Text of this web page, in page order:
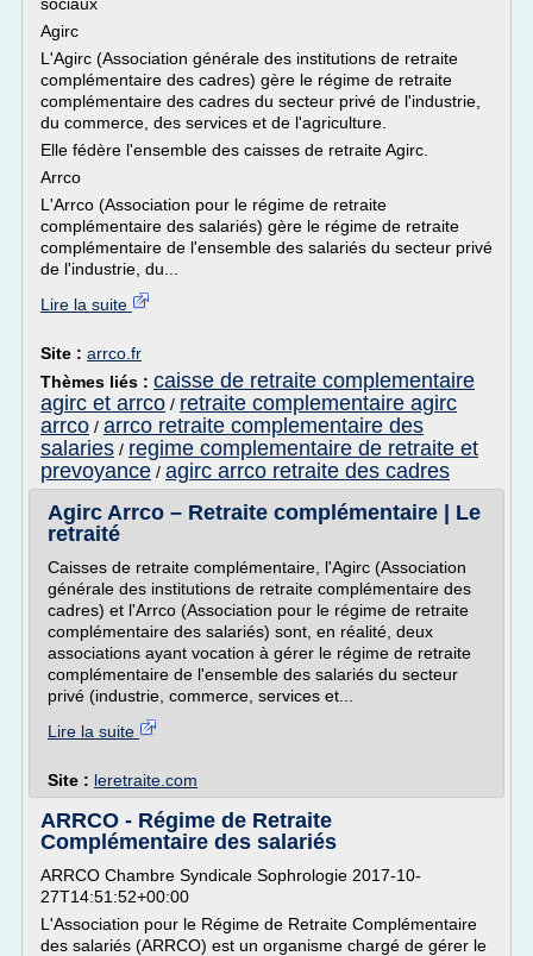
Agirc
L'Agirc (Association générale des institutions de retraite
complémentaire des cadres) gère le régime de retraite
complémentaire des cadres du secteur privé de l'industrie,
du commerce, des services et de l'agriculture.
Elle fédère l'ensemble des caisses de retraite Agirc.
Arrco
L'Arrco (Association pour le régime de retraite
complémentaire des salariés) gère le régime de retraite
complémentaire de l'ensemble des salariés du secteur privé
de l'industrie, du...
Lire la suite
Site : arrco.fr
Thèmes liés : caisse de retraite complementaire
agirc et arrco / retraite complementaire agirc
arrco / arrco retraite complementaire des
salaries / regime complementaire de retraite et
prevoyance / agirc arrco retraite des cadres
Agirc Arrco – Retraite complémentaire | Le
retraité
Caisses de retraite complémentaire, l'Agirc (Association
générale des institutions de retraite complémentaire des
cadres) et l'Arrco (Association pour le régime de retraite
complémentaire des salariés) sont, en réalité, deux
associations ayant vocation à gérer le régime de retraite
complémentaire de l'ensemble des salariés du secteur
privé (industrie, commerce, services et...
Lire la suite
Site : leretraite.com
ARRCO - Régime de Retraite
Complémentaire des salariés
ARRCO Chambre Syndicale Sophrologie 2017-10-
27T14:51:52+00:00
L'Association pour le Régime de Retraite Complémentaire
des salariés (ARRCO) est un organisme chargé de gérer le